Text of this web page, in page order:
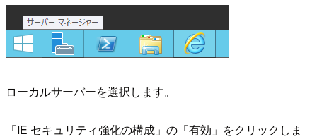
ローカルサーバーを選択します。
「IE セキュリティ強化の構成」の「有効」をクリックしま